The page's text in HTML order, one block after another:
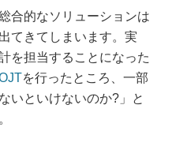
合的なソリューションは
てきてしまいます。実
を担当することになった
を行ったところ、一部
いといけないのか?」と